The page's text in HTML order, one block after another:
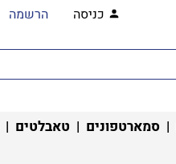
כניסה הרשמה
| סמארטפונים | טאבלטים |